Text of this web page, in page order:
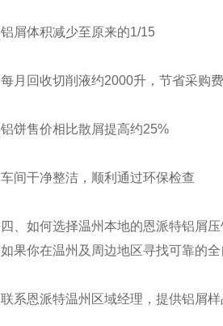
铝屑体积减少至原来的1/15
每月回收切削液约2000升，节省采购
铝饼售价相比散屑提高约25%
车间干净整洁，顺利通过环保检查
四、如何选择温州本地的恩派特铝屑压
如果你在温州及周边地区寻找可靠的
联系恩派特温州区域经理，提供铝屑